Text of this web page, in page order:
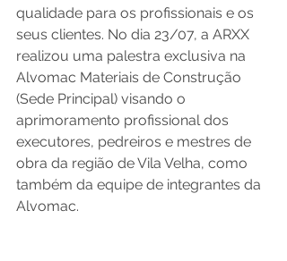
qualidade para os profissionais e os
seus clientes. No dia 23/07, a ARXX
realizou uma palestra exclusiva na
Alvomac Materiais de Construção
(Sede Principal) visando o
aprimoramento profissional dos
executores, pedreiros e mestres de
obra da região de Vila Velha, como
também da equipe de integrantes da
Alvomac.